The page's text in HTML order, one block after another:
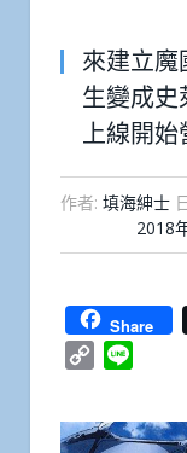
來建立魔
生變成史
上線開始
作者: 填海紳士
2018
Share
Copy